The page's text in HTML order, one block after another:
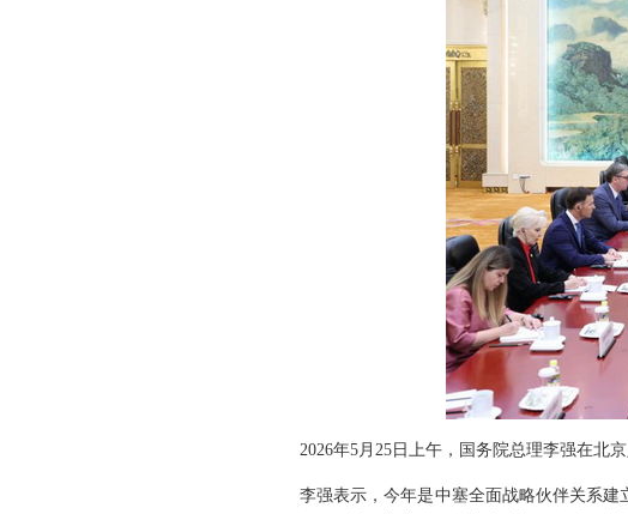
2026年5月25日上午，国务院总理李强在北
李强表示，今年是中塞全面战略伙伴关系